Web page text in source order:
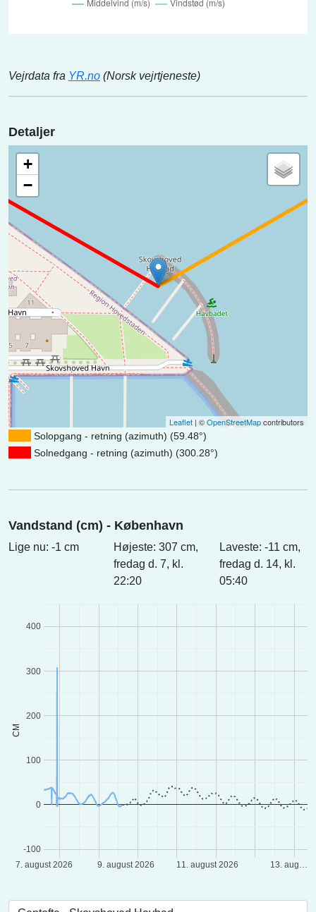
Vejrdata fra YR.no (Norsk vejrtjeneste)
Detaljer
+
−
Leaflet | ©OpenStreetMapcontributors
Solopgang - retning (azimuth) (59.48°)
Solnedgang - retning (azimuth) (300.28°)
Vandstand (cm) - København
Lige nu: -1 cm
Højeste: 307 cm,
fredag d. 7, kl.
22:20
Laveste: -11 cm,
fredag d. 14, kl.
05:40
7. august 2026 9. august 2026 11. august 2026 13. aug…
-100
0
100
200
300
400
CM